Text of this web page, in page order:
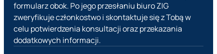
formularz obok. Po jego przesłaniu biuro ZIG
zweryfikuje członkostwo i skontaktuje się z Tobą w
celu potwierdzenia konsultacji oraz przekazania
dodatkowych informacji.